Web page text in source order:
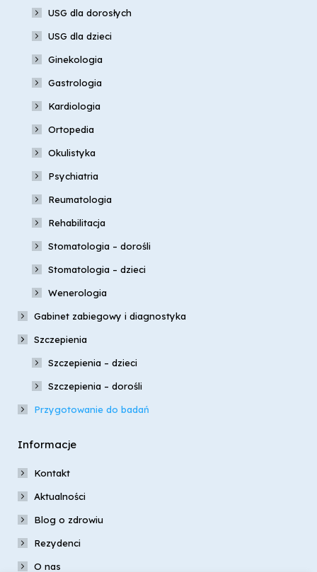
USG dla dorosłych
USG dla dzieci
Ginekologia
Gastrologia
Kardiologia
Ortopedia
Okulistyka
Psychiatria
Reumatologia
Rehabilitacja
Stomatologia – dorośli
Stomatologia – dzieci
Wenerologia
Gabinet zabiegowy i diagnostyka
Szczepienia
Szczepienia – dzieci
Szczepienia – dorośli
Przygotowanie do badań
Informacje
Kontakt
Aktualności
Blog o zdrowiu
Rezydenci
O nas